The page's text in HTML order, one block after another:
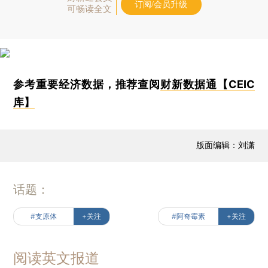
可畅读全文
订阅/会员升级
参考重要经济数据，推荐查阅财新数据通【CEIC
库】
版面编辑：刘潇
话题：
#支原体 +关注 #阿奇霉素 +关注
阅读英文报道